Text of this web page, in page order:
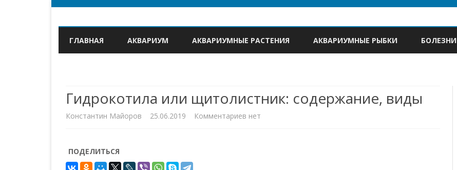
to
ГЛАВНАЯ АКВАРИУМ АКВАРИУМНЫЕ РАСТЕНИЯ АКВАРИУМНЫЕ РЫБКИ БОЛЕЗНИ
Гидрокотила или щитолистник: содержание, виды
Константин Майоров 25.06.2019 Комментариев кнет
ПОДЕЛИТЬСЯ